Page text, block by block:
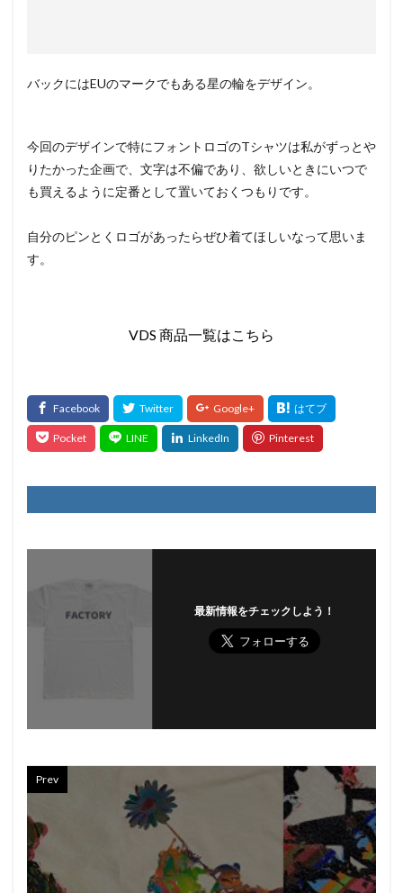
バックにはEUのマークでもある星の輪をデザイン。
今回のデザインで特にフォントロゴのTシャツは私がずっとや
りたかった企画で、文字は不偏であり、欲しいときにいつで
も買えるように定番として置いておくつもりです。
自分のピンとくロゴがあったらぜひ着てほしいなって思いま
す。
VDS 商品一覧はこちら
最新情報をチェックしよう！
Prev